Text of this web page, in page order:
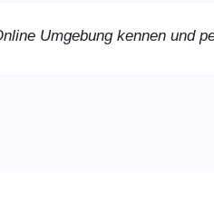
Umgebung kennen und